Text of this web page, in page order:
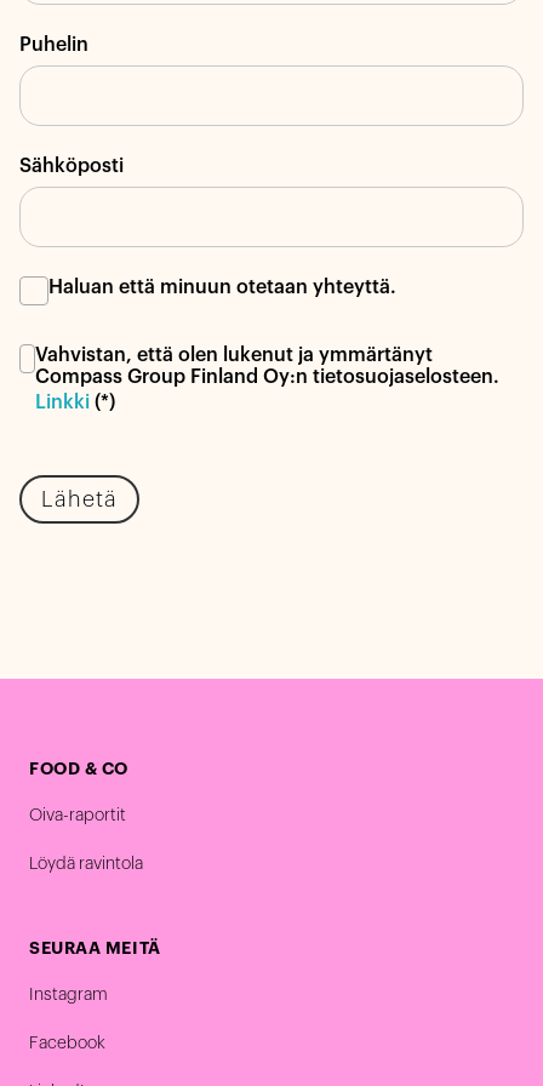
Puhelin
Sähköposti
Haluan että minuun otetaan yhteyttä.
Vahvistan, että olen lukenut ja ymmärtänyt
Compass Group Finland Oy:n tietosuojaselosteen.
Linkki (*)
Lähetä
FOOD & CO
Oiva-raportit
Löydä ravintola
SEURAA MEITÄ
Instagram
Facebook